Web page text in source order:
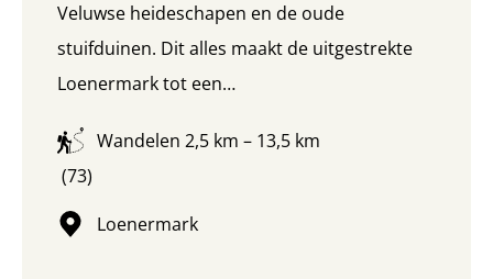
Veluwse heideschapen en de oude
stuifduinen. Dit alles maakt de uitgestrekte
Loenermark tot een…
Wandelen 2,5 km – 13,5 km
4.7123287671235
sterren
(73)
Loenermark